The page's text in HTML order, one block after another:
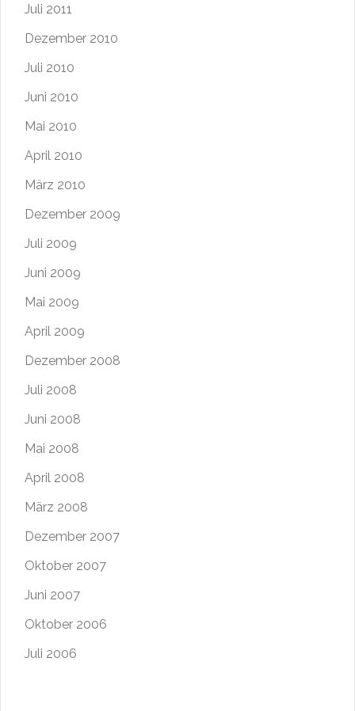
Juli 2011
Dezember 2010
Juli 2010
Juni 2010
Mai 2010
April 2010
März 2010
Dezember 2009
Juli 2009
Juni 2009
Mai 2009
April 2009
Dezember 2008
Juli 2008
Juni 2008
Mai 2008
April 2008
März 2008
Dezember 2007
Oktober 2007
Juni 2007
Oktober 2006
Juli 2006